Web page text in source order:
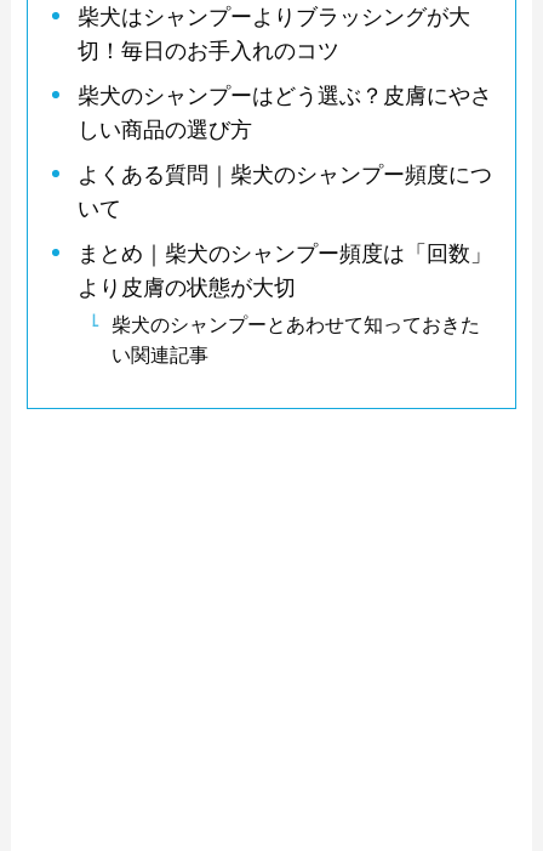
柴犬はシャンプーよりブラッシングが大
切！毎日のお手入れのコツ
柴犬のシャンプーはどう選ぶ？皮膚にやさ
しい商品の選び方
よくある質問｜柴犬のシャンプー頻度につ
いて
まとめ｜柴犬のシャンプー頻度は「回数」
より皮膚の状態が大切
柴犬のシャンプーとあわせて知っておきた
い関連記事